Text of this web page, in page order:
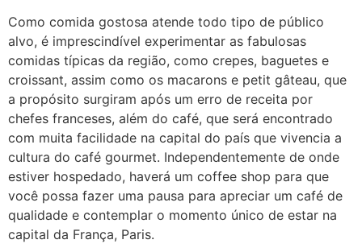
Como comida gostosa atende todo tipo de público
alvo, é imprescindível experimentar as fabulosas
comidas típicas da região, como crepes, baguetes e
croissant, assim como os macarons e petit gâteau, que
a propósito surgiram após um erro de receita por
chefes franceses, além do café, que será encontrado
com muita facilidade na capital do país que vivencia a
cultura do café gourmet. Independentemente de onde
estiver hospedado, haverá um coffee shop para que
você possa fazer uma pausa para apreciar um café de
qualidade e contemplar o momento único de estar na
capital da França, Paris.